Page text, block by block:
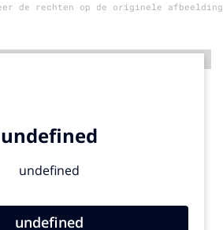
de rechten op de originele afbeelding